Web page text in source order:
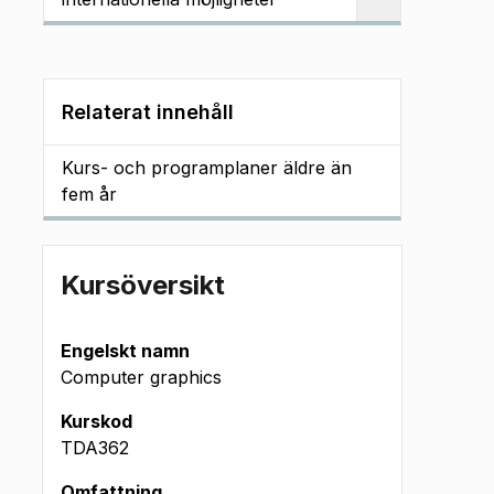
Relaterat innehåll
Kurs- och programplaner äldre än
fem år
Kursöversikt
Engelskt namn
Computer graphics
Kurskod
TDA362